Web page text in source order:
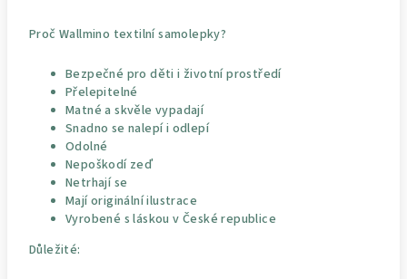
Proč Wallmino textilní samolepky?
Bezpečné pro děti i životní prostředí
Přelepitelné
Matné a skvěle vypadají
Snadno se nalepí i odlepí
Odolné
Nepoškodí zeď
Netrhají se
Mají originální ilustrace
Vyrobené s láskou v České republice
Důležité: